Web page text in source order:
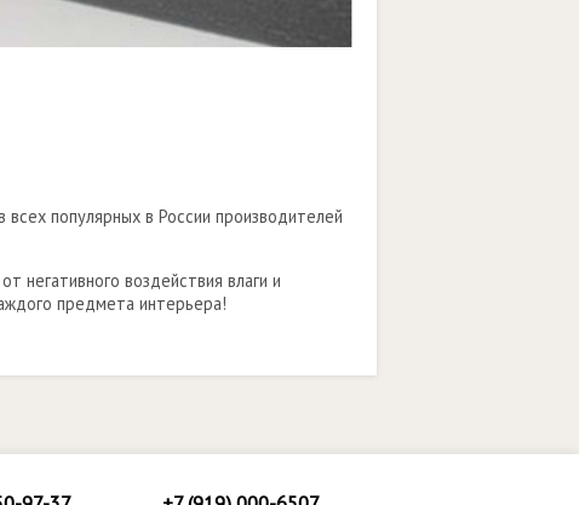
популярных в России производителей
негативного воздействия влаги и
предмета интерьера!